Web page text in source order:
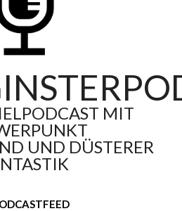
MIT
UND DÜSTERER